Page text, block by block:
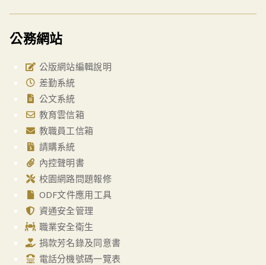
公務網站
公版網站編輯說明
差勤系統
公文系統
教育雲信箱
教職員工信箱
請購系統
內控聲明書
校園網路問題報修
ODF文件應用工具
資通安全管理
職業安全衛生
捐款芳名錄及同意書
電話分機號碼一覽表